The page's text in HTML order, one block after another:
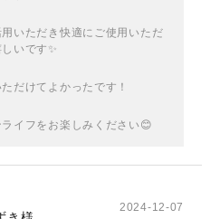
いただき快適にご使用いただ
いです✨
だけてよかったです！
イフをお楽しみください😊
2024-12-07